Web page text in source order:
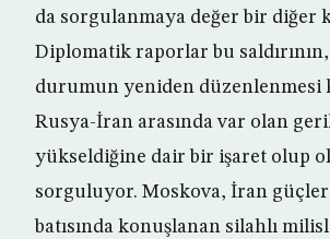
da sorgulanmaya değer bir diğer
Diplomatik raporlar bu
durumun yeniden düzenlenmesi
Rusya-İran arasında var olan
yükseldiğine dair bir işaret olup
sorguluyor. Moskova, İran güçleri
batısında konuşlanan silahlı